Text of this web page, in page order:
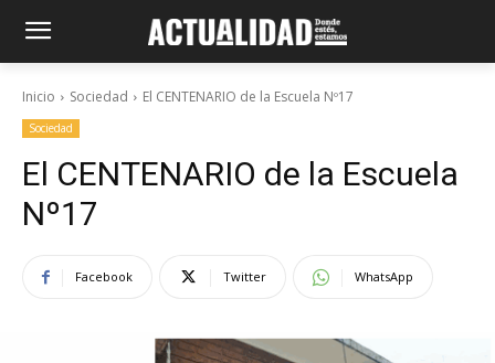
Inicio Sociedad El CENTENARIO de la Escuela Nº17
Sociedad
El CENTENARIO de la Escuela
Nº17
Facebook Twitter WhatsApp